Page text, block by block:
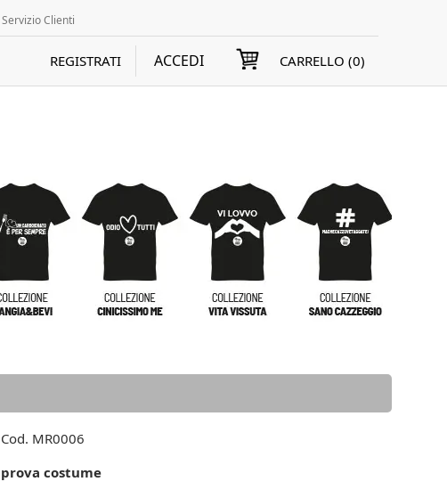
Servizio Clienti
REGISTRATI ACCEDI CARRELLO (0)
Cod. MR0006
prova costume